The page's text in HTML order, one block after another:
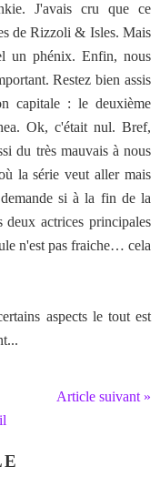
J'avais cru que ce
de Rizzoli & Isles. Mais
un phénix. Enfin, nous
Restez bien assis
capitale : le deuxième
Ok, c'était nul. Bref,
du très mauvais à nous
la série veut aller mais
si à la fin de la
actrices principales
n'est pas fraiche… cela
aspects le tout est
Article suivant »